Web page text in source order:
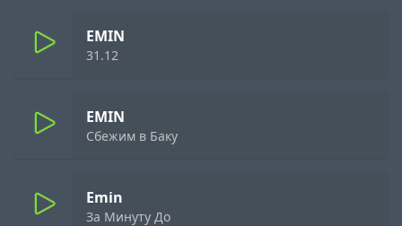
EMIN
31.12
EMIN
Сбежим в Баку
Emin
За Минуту До